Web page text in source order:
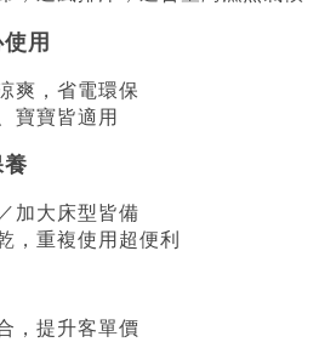
用
爽，省電環保
寶寶皆適用
加大床型皆備
，重複使用超便利
，提升客單價